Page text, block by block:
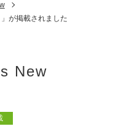
が掲載されました
New